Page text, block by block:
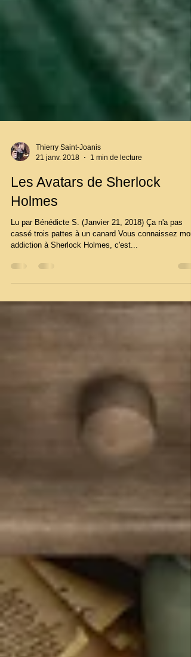
21 janv. 2018
1 min de lecture
Les Avatars de Sherlock
Holmes
Lu par Bénédicte S. (Janvier 21, 2018) Ça n'a pas
addiction à Sherlock Holmes, c'est...